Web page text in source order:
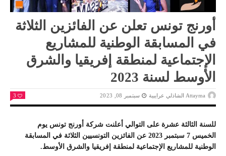
أورنج تونس تعلن عن الفائزين الثلاثة
في المسابقة الوطنية للمشاريع
الإجتماعية لمنطقة إفريقيا والشرق
الأوسط لسنة 2023
Attayma الشاذلي عرايبية سبتمبر 08, 2023 3
للسنة الثالثة عشرة على التوالي أعلنت شركة أورنج تونس يوم
الخميس 7 سبتمبر 2023 عن الفائزين التونسيين الثلاثة في المسابقة
الوطنية للمشاريع الإجتماعية لمنطقة إفريقيا والشرق الأوسط.